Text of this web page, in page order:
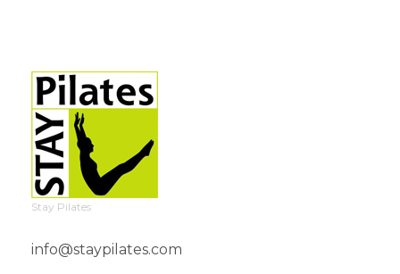
Stay Pilates
info@staypilates.com